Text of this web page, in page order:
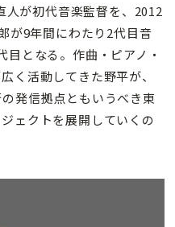
人が初代音楽監督を、2012
が9年間にわたり2代目音
となる。作曲・ピアノ・
く活動してきた野平が、
発信拠点ともいうべき東
ェクトを展開していくの